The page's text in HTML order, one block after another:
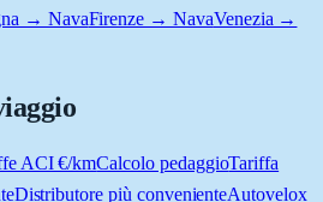
→ NavaFirenze → NavaVenezia →
ACI €/kmCalcolo pedaggioTariffa
Distributore più convenienteAutovelox